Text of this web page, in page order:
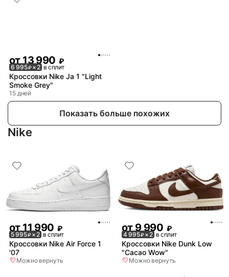
от13 990 ₽
6 995₽× 2 в сплит
Кроссовки Nike Ja 1 "Light
Smoke Grey"
15 дней
Показать больше похожих
Nike
от11 990 ₽
5 995₽× 2 в сплит
Кроссовки Nike Air Force 1
'07
Можно вернуть
от9 990 ₽
4 995₽× 2 в сплит
Кроссовки Nike Dunk Low
"Cacao Wow"
Можно вернуть